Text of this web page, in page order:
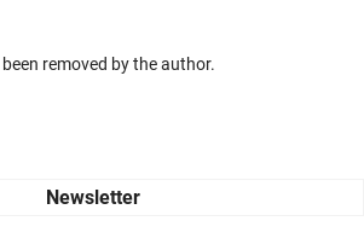
removed by the author.